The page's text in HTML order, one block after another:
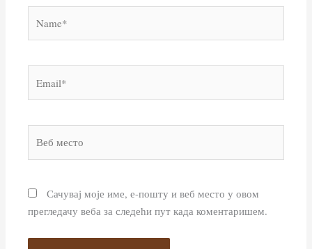
место
Сачувај моје име, е-пошту и веб место у овом
прегледачу веба за следећи пут када коментаришем.